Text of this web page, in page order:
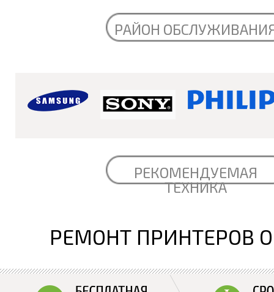
РАЙОН
РЕКОМЕНДУЕМАЯ
ТЕХНИКА
РЕМОНТ ПРИНТЕРОВ